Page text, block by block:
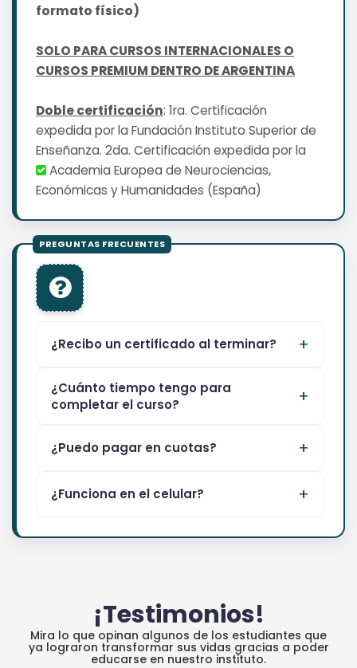
formato físico)
SOLO PARA CURSOS INTERNACIONALES O
CURSOS PREMIUM DENTRO DE ARGENTINA
Doble certificación: 1ra. Certificación
expedida por la Fundación Instituto Superior de
Enseñanza. 2da. Certificación expedida por la
Academia Europea de Neurociencias,
Económicas y Humanidades (España)
¿Recibo un certificado al terminar?
¿Cuánto tiempo tengo para
completar el curso?
¿Puedo pagar en cuotas?
¿Funciona en el celular?
¡Testimonios!
Mira lo que opinan algunos de los estudiantes que
ya lograron transformar sus vidas gracias a poder
educarse en nuestro instituto.